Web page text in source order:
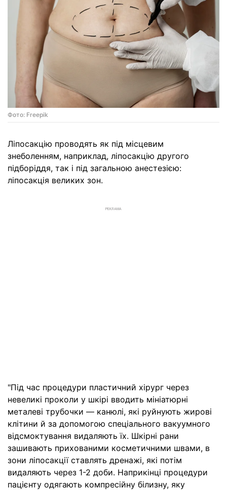
Фото: Freepik
Ліпосакцію проводять як під місцевим
знеболенням, наприклад, ліпосакцію другого
підборіддя, так і під загальною анестезією:
ліпосакція великих зон.
РЕКЛАМА
"Під час процедури пластичний хірург через
невеликі проколи у шкірі вводить мініатюрні
металеві трубочки — канюлі, які руйнують жирові
клітини й за допомогою спеціального вакуумного
відсмоктування видаляють їх. Шкірні рани
зашивають прихованими косметичними швами, в
зони ліпосакції ставлять дренажі, які потім
видаляють через 1-2 доби. Наприкінці процедури
пацієнту одягають компресійну білизну, яку